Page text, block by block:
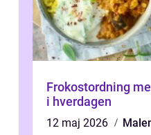
Frokostordning
i hverdagen
12 maj 2026